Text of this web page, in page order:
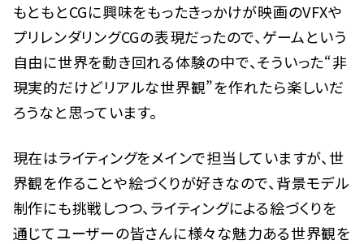
もともとCGに興味をもったきっかけが映画のVFXや
プリレンダリングCGの表現だったので、ゲームという
自由に世界を動き回れる体験の中で、そういった“非
現実的だけどリアルな世界観”を作れたら楽しいだ
ろうなと思っています。
現在はライティングをメインで担当していますが、世
界観を作ることや絵づくりが好きなので、背景モデル
制作にも挑戦しつつ、ライティングによる絵づくりを
通じてユーザーの皆さんに様々な魅力ある世界観を